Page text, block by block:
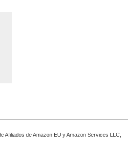
Afiliados de Amazon EU y Amazon Services LLC,